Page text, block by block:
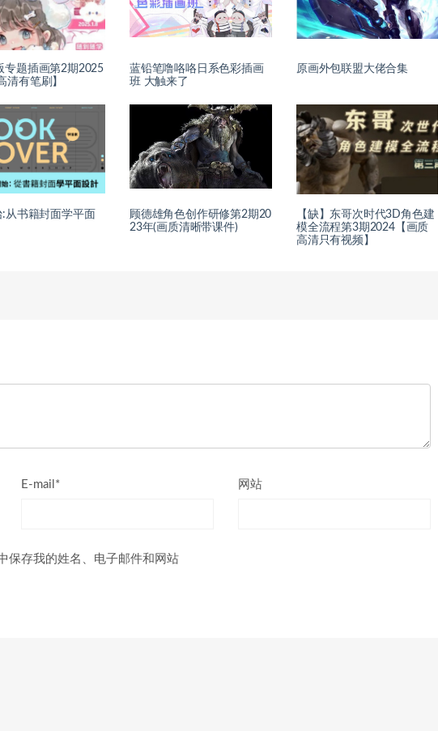
专题插画第2期2025
清有笔刷】
蓝铅笔噜咯咯日系色彩插画
班 大触来了
原画外包联盟大佬合集
:从书籍封面学平面
顾德雄角色创作研修第2期20
23年(画质清晰带课件)
【缺】东哥次时代3D角色建
模全流程第3期2024【画质
高清只有视频】
E-mail* 网站
保存我的姓名、电子邮件和网站